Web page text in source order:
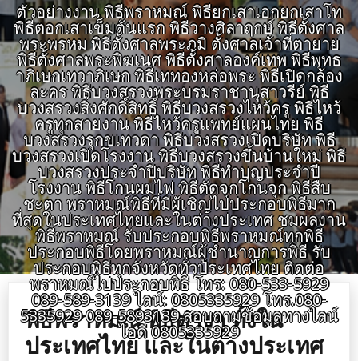
ตัวอย่างงาน พิธีพราหมณ์ พิธียกเสาเอกยกเสาโท
พิธีตอกเสาเข็มต้นแรก พิธีวางศิลาฤกษ์ พิธีตั้งศาล
พระพรหม พิธีตั้งศาลพระภูมิ ตั้งศาลเจ้าที่ตายาย
พิธีตั้งศาลพระพิฆเนศ พิธีตั้งศาลองค์เทพ พิธีพุทธ
าภิเษกเทวาภิเษก พิธีเททองหล่อพระ พิธีเปิดกล้อง
ละคร พิธีบวงสรวงพระบรมราชานุสาวรีย์ พิธี
บวงสรวงสิ่งศักดิ์สิทธิ์ พิธีบวงสรวงไหว้ครู พิธีไหว้
ครูทุกสายงาน พิธีไหว้ครูแพทย์แผนไทย พิธี
บวงสรวงรุกขเทวดา พิธีบวงสรวงเปิดบริษัท พิธี
บวงสรวงเปิดโรงงาน พิธีบวงสรวงขึ้นบ้านใหม่ พิธี
บวงสรวงประจำปีบริษัท พิธีทำบุญประจำปี
โรงงาน พิธีโกนผมไฟ พิธีตัดจุกโกนจุก พิธีสืบ
ชะตา พราหมณ์พิธีที่มีผู้เชิญไปประกอบพิธีมาก
ที่สุดในประเทศไทยและในต่างประเทศ ชมผลงาน
พิธีพราหมณ์ รับประกอบพิธีพราหมณ์ทุกพิธี
ประกอบพิธีโดยพราหมณ์ผู้ชำนาญการพิธี รับ
ประกอบพิธีทุกจังหวัดทั่วประเทศไทย ติดต่อ
พราหมณ์ไปประกอบพิธี โทร: 080-533-5929
089-589-3139 ไลน์: 0805335929 โทร.080-
5335929 089-5893139 สอบถามข้อมูลทางไลน์
ไอดี 0805335929
พิธีพราหมณ์ พิธีต่างๆ ทั้งใน
ประเทศไทย และในต่างประเทศ